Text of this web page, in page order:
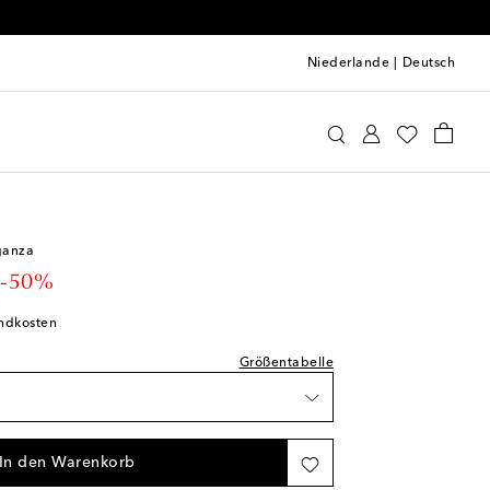
Niederlande Deutsch
price
-50%
Größentabelle
In den Warenkorb